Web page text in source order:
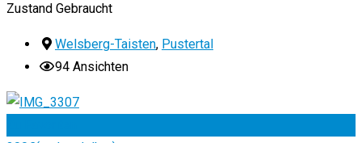
Zustand Gebraucht
Welsberg-Taisten, Pustertal
94 Ansichten